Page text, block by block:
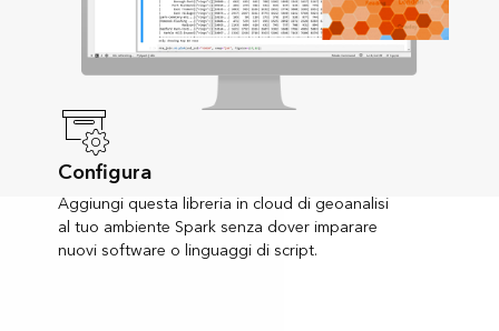
Configura
Aggiungi questa libreria in cloud di geoanalisi
al tuo ambiente Spark senza dover imparare
nuovi software o linguaggi di script.